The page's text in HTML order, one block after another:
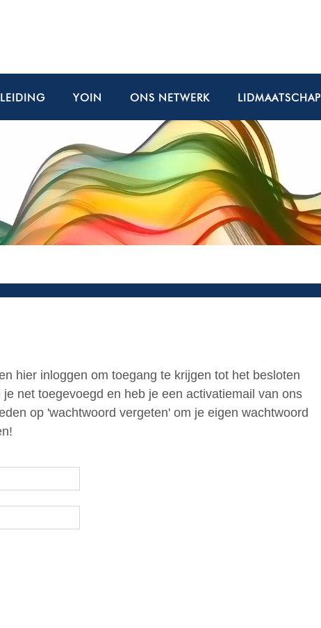
YOIN ONS NETWERK LIDMAATSCHAP
hier inloggen om toegang te krijgen tot het besloten
net toegevoegd en heb je een activatiemail van ons
op 'wachtwoord vergeten' om je eigen wachtwoord